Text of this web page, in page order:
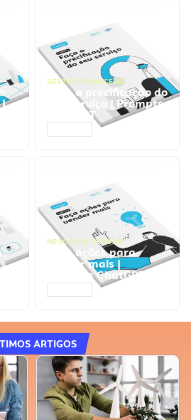
|
GESTÃO FINANCEIRA
Faça a precificação do
seu serviço | Prompts
ChatGPT
NEGÓCIOS, VENDAS
Faça ações para
vender mais |
Prompts ChatGPT
ARTIGOS